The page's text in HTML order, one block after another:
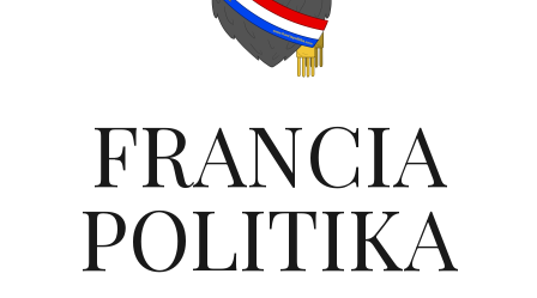
FRANCIA
POLITIKA